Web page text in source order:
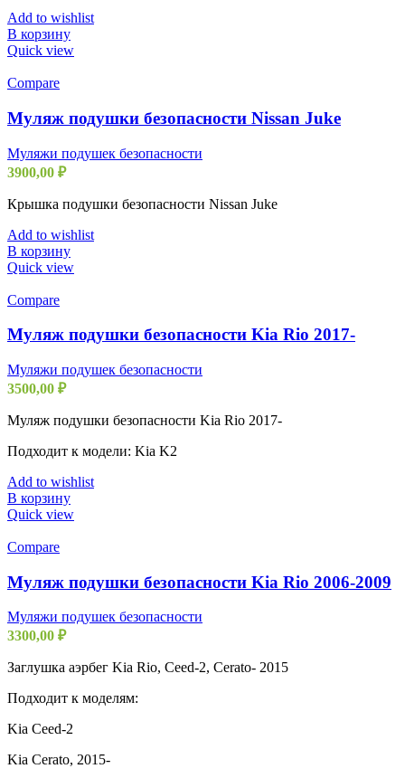
Add to wishlist
В корзину
Quick view
Compare
Муляж подушки безопасности Nissan Juke
Муляжи подушек безопасности
3900,00 ₽
Крышка подушки безопасности Nissan Juke
Add to wishlist
В корзину
Quick view
Compare
Муляж подушки безопасности Kia Rio 2017-
Муляжи подушек безопасности
3500,00 ₽
Муляж подушки безопасности Kia Rio 2017-
Подходит к модели: Kia K2
Add to wishlist
В корзину
Quick view
Compare
Муляж подушки безопасности Kia Rio 2006-2009
Муляжи подушек безопасности
3300,00 ₽
Заглушка аэрбег Kia Rio, Ceed-2, Cerato- 2015
Подходит к моделям:
Kia Ceed-2
Kia Cerato, 2015-